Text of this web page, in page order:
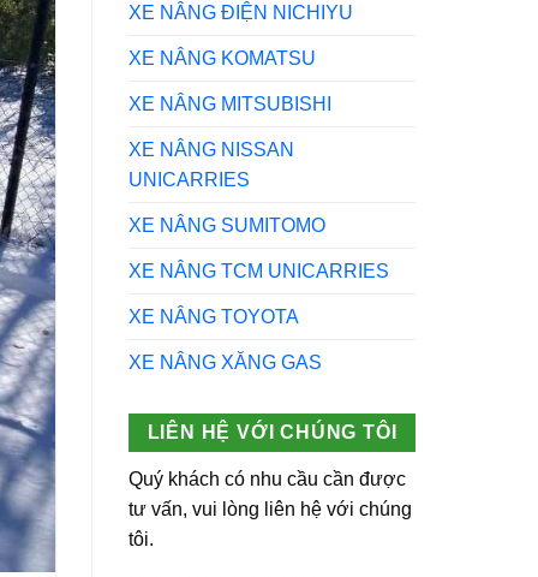
XE NÂNG ĐIỆN NICHIYU
XE NÂNG KOMATSU
XE NÂNG MITSUBISHI
XE NÂNG NISSAN
UNICARRIES
XE NÂNG SUMITOMO
XE NÂNG TCM UNICARRIES
XE NÂNG TOYOTA
XE NÂNG XĂNG GAS
LIÊN HỆ VỚI CHÚNG TÔI
Quý khách có nhu cầu cần được
tư vấn, vui lòng liên hệ với chúng
tôi.